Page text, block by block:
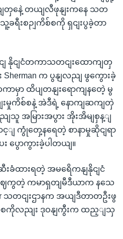
နေဲ့ တယျလီဖုနျးကနေ သတ
သူ့ခရီးစဉျကိစ်စကို ရှငျးပွခဲ့တာ
ျ နိုငျငံတကာသတငျးထောကျတှ
Sherman က ပွနျလညျ ဖွကွေားခဲ့
မှာ ထိပျတနျးရောကျနတေဲ့ မွ
းမှုကိစ်စနဲ့ အဲဒီရဲ့ နောကျဆကျတှဲ
ျသူ အမြားအပွား အိုးအိမျစှန့ျ
ျ ကွုံတှေ့နရေတဲ့ စာနာမှုဆိုငျရာ
ောကွားခဲ့ပါတယျ။
ဆီးခံထားရတဲ့ အမရေိကနျနိုငျငံ
ဖွဈကွတဲ့ ကမာရှတျမီဒီယာက နသေ
သတငျးဌာနက အယျဒီတာတဦးဖွ
စကိုလညျး ဒုဝနျကွီးက ထည့ျသှ